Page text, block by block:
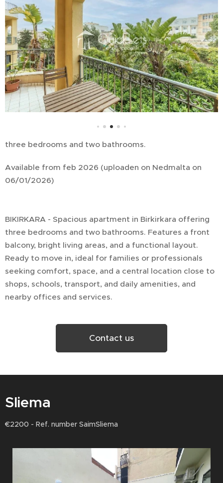
three bedrooms and two bathrooms.
Available from feb 2026 (uploaden on Nedmalta on
06/01/2026)
BIKIRKARA - Spacious apartment in Birkirkara offering
three bedrooms and two bathrooms. Features a front
balcony, bright living areas, and a functional layout.
Ready to move in, ideal for families or professionals
seeking comfort, space, and a central location close to
shops, schools, transport, and daily amenities, and
nearby offices and services.
Contact us
Sliema
€2200 - Ref. number SaimSliema